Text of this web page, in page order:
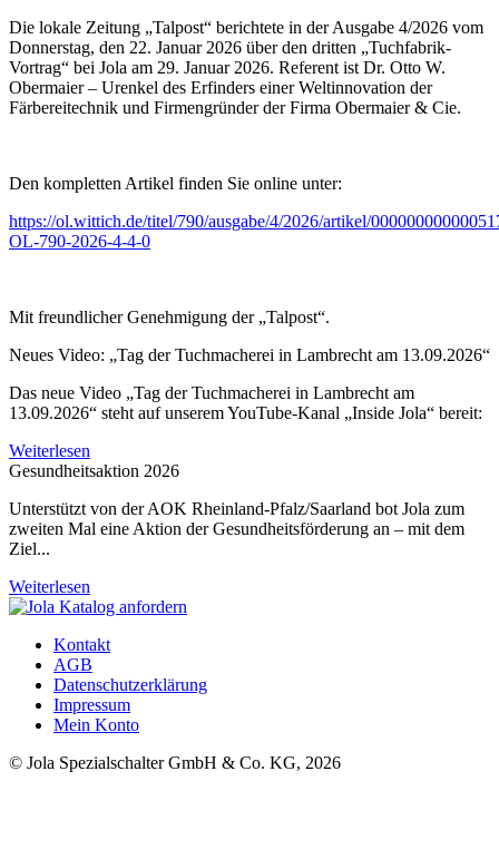
Die lokale Zeitung „Talpost“ berichtete in der Ausgabe 4/2026 vom
Donnerstag, den 22. Januar 2026 über den dritten „Tuchfabrik-
Vortrag“ bei Jola am 29. Januar 2026. Referent ist Dr. Otto W.
Obermaier – Urenkel des Erfinders einer Weltinnovation der
Färbereitechnik und Firmengründer der Firma Obermaier & Cie.
Den kompletten Artikel finden Sie online unter:
https://ol.wittich.de/titel/790/ausgabe/4/2026/artikel/
OL-790-2026-4-4-0
Mit freundlicher Genehmigung der „Talpost“.
Neues Video: „Tag der Tuchmacherei in Lambrecht am 13.09.2026“
Das neue Video „Tag der Tuchmacherei in Lambrecht am
13.09.2026“ steht auf unserem YouTube-Kanal „Inside Jola“ bereit:
Weiterlesen
Gesundheitsaktion 2026
Unterstützt von der AOK Rheinland-Pfalz/Saarland bot Jola zum
zweiten Mal eine Aktion der Gesundheitsförderung an – mit dem
Ziel...
Weiterlesen
Kontakt
AGB
Datenschutzerklärung
Impressum
Mein Konto
© Jola Spezialschalter GmbH & Co. KG, 2026